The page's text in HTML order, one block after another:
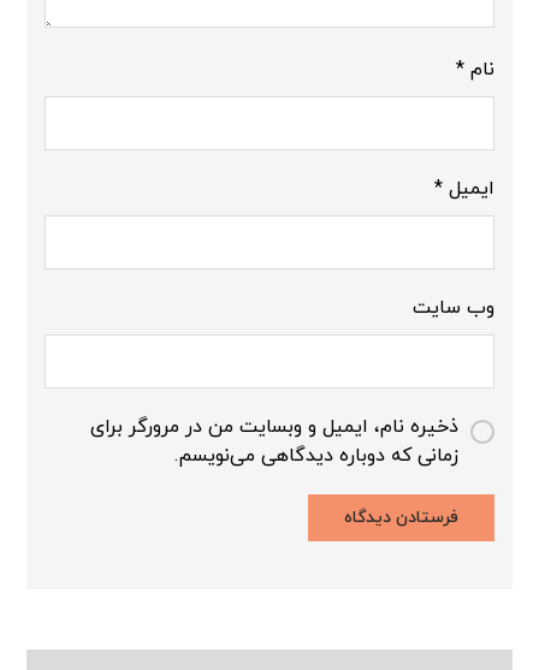
نام*
ایمیل*
وب‌ سایت
ذخیره نام، ایمیل و وبسایت من در مرورگر برای
زمانی که دوباره دیدگاهی می‌نویسم.